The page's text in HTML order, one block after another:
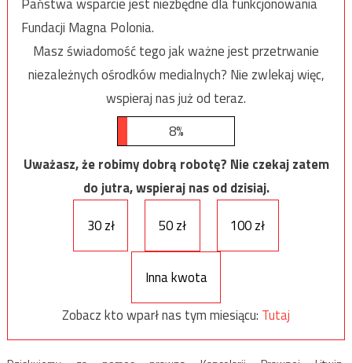
Fundacji Magna Polonia.
Masz świadomość tego jak ważne jest przetrwanie
niezależnych ośrodków medialnych? Nie zwlekaj więc,
wspieraj nas już od teraz.
8%
Uważasz, że robimy dobrą robotę? Nie czekaj zatem
do jutra, wspieraj nas od dzisiaj.
30 zł
50 zł 100 zł
Inna kwota
Zobacz kto wparł nas tym miesiącu: Tutaj